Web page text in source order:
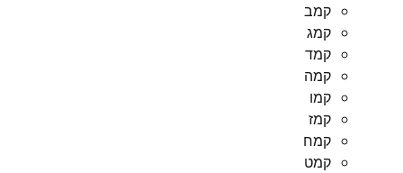
קמב
קמג
קמד
קמה
קמו
קמז
קמח
קמט